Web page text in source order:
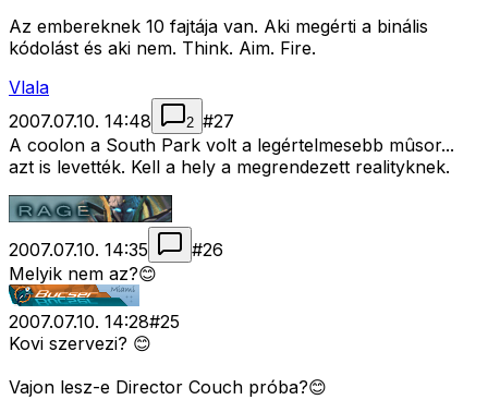
Az embereknek 10 fajtája van. Aki megérti a binális
kódolást és aki nem. Think. Aim. Fire.
Vlala
2007.07.10. 14:48
2 #27
A coolon a South Park volt a legértelmesebb mûsor...
azt is levették. Kell a hely a megrendezett realityknek.
2007.07.10. 14:35 #26
Melyik nem az?😊
2007.07.10. 14:28#25
Kovi szervezi? 😊
Vajon lesz-e Director Couch próba?😊